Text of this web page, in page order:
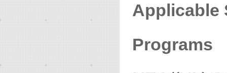
Applicable
Programs